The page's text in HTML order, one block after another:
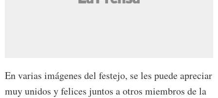
En varias imágenes del festejo, se les puede apreciar
muy unidos y felices juntos a otros miembros de la